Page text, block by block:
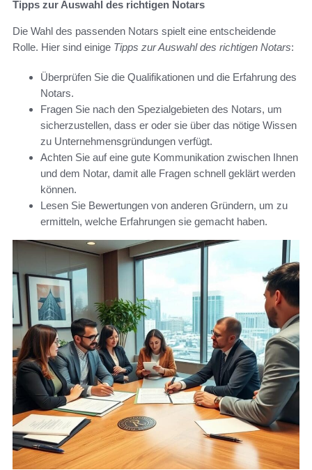
Tipps zur Auswahl des richtigen Notars
Die Wahl des passenden Notars spielt eine entscheidende
Rolle. Hier sind einige Tipps zur Auswahl des richtigen Notars:
Überprüfen Sie die Qualifikationen und die Erfahrung des
Notars.
Fragen Sie nach den Spezialgebieten des Notars, um
sicherzustellen, dass er oder sie über das nötige Wissen
zu Unternehmensgründungen verfügt.
Achten Sie auf eine gute Kommunikation zwischen Ihnen
und dem Notar, damit alle Fragen schnell geklärt werden
können.
Lesen Sie Bewertungen von anderen Gründern, um zu
ermitteln, welche Erfahrungen sie gemacht haben.